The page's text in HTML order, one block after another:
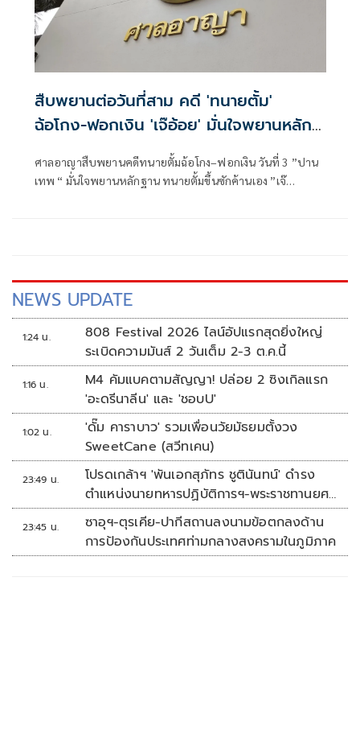
สืบพยานต่อวันที่สาม คดี 'ทนายตั้ม'
ฉ้อโกง-ฟอกเงิน 'เจ๊อ้อย' มั่นใจพยานหลัก
ศาลอาญาสืบพยานคดีทนายตั้มฉ้อโกง–ฟอกเงิน วันที่ 3 ”ปาน
เทพ “ มั่นใจพยานหลักฐาน ทนายตั้มขึ้นซักค้านเอง ”เจ๊
NEWS UPDATE
1:24 น.
808 Festival 2026 ไลน์อัปแรกสุดยิ่งใหญ่
ระเบิดความมันส์ 2 วันเต็ม 2-3 ต.ค.นี้
1:16 น.
M4 คัมแบคตามสัญญา! ปล่อย 2 ซิงเกิลแรก
'อะดรีนาลีน' และ 'ชอบU'
1:02 น.
'ดั๊ม คาราบาว' รวมเพื่อนวัยมัธยมตั้งวง
SweetCane (สวีทเคน)
23:49 น.
โปรดเกล้าฯ 'พันเอกสุภัทร ชูตินันทน์' ดำรง
ตำแหน่งนายทหารปฏิบัติการฯ-พระราชทานยศ
'พลตรี'
23:45 น.
ซาอุฯ-ตุรเคีย-ปากีสถานลงนามข้อตกลงด้าน
การป้องกันประเทศท่ามกลางสงครามในภูมิภาค